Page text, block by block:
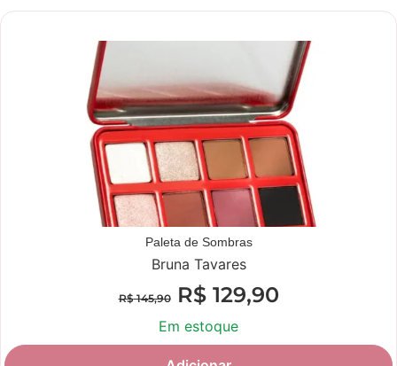
Paleta de Sombras
Bruna Tavares
R$145,90 R$129,90
Em estoque